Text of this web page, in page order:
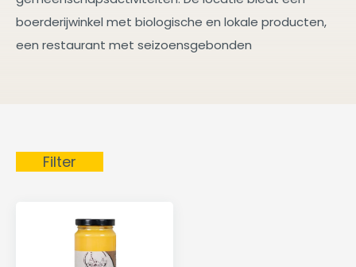
boerderijwinkel met biologische en lokale producten,
een restaurant met seizoensgebonden
Filter